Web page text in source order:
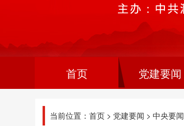
首页 党建要闻
当前位置： 首页 > 党建要闻 > 中央要闻